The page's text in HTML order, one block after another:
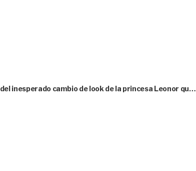
inesperado cambio de look de la princesa Leonor qu…